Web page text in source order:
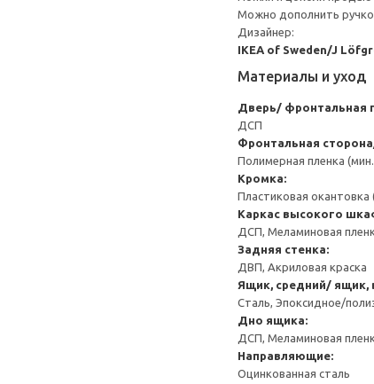
Можно дополнить
Дизайнер:
IKEA of Sweden/J
Материалы и уход
Дверь/ фронтальная
ДСП
Фронтальная
Полимерная пленка
Кромка:
Пластиковая окантовка
Каркас высокого
ДСП, Меламиновая
Задняя стенка:
ДВП, Акриловая краска
Ящик, средний/ ящик,
Сталь, Эпоксидное/
Дно ящика:
ДСП, Меламиновая
Направляющие:
Оцинкованная сталь